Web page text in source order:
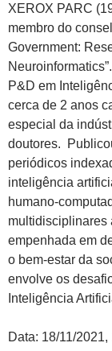
XEROX PARC
membro do
Government:
P&D em
cerca de 2 anos
especial da
doutores.
periódicos
inteligência
humano-
multidisciplinares
empenhada em
o bem-estar da
envolve os
Inteligência
Data: 18/11/2021,